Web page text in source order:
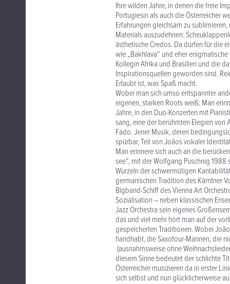
Ihre wilden Jahre, in denen die freie
Portugiesin als auch die Österreicher
Erfahrungen gleichsam zu
Materials auszudehnen:
ästhetische Credos. Da dürfen für die
wie „Bakhlava“ und eher
Kollegin Afrika und Brasilien und die
Inspirationsquellen geworden sind.
Erlaubt ist, was Spaß macht.
Wobei man sich umso entspannter
eigenen, starken Roots weiß: Man
Jahre, in den Duo-Konzerten mit
sang, eine der berühmten Elegien
Fado. Jener Musik, deren
spürbar, Teil von Joãos vokaler
Man erinnere sich auch an die
see“, mit der Wolfgang Puschnig
Wurzeln der schwermütigen
germanischen Tradition des Kärntner
Bigband-Schiff des Vienna Art
Sozialisation – neben klassischen
Jazz Orchestra sein eigenes
das und viel mehr hört man auf der
gespeicherten Traditionen. Wobei
handhabt, die Saxofour-Mannen, die
(ausnahmsweise ohne
diesem Sinne bedeutet der schlichte
Österreicher musizieren da in erster
sich selbst und nun glücklicherweise